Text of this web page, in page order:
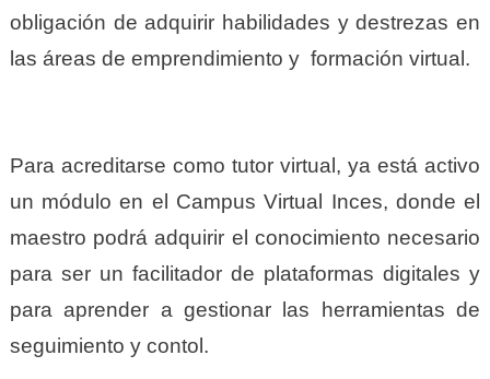
obligación de adquirir habilidades y destrezas en
las áreas de emprendimiento y formación virtual.
Para acreditarse como tutor virtual, ya está activo
un módulo en el Campus Virtual Inces, donde el
maestro podrá adquirir el conocimiento necesario
para ser un facilitador de plataformas digitales y
para aprender a gestionar las herramientas de
seguimiento y contol.